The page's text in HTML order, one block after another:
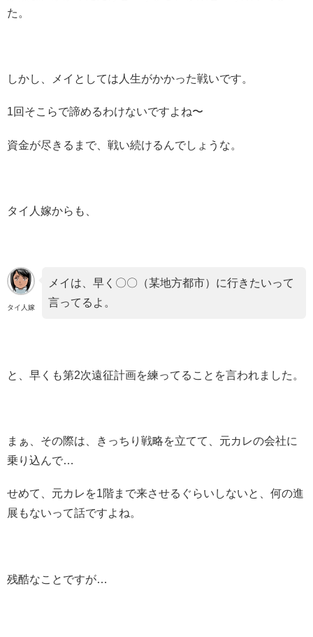
た。
しかし、メイとしては人生がかかった戦いです。
1回そこらで諦めるわけないですよね〜
資金が尽きるまで、戦い続けるんでしょうな。
タイ人嫁からも、
タイ人嫁
メイは、早く〇〇（某地方都市）に行きたいって
言ってるよ。
と、早くも第2次遠征計画を練ってることを言われました。
まぁ、その際は、きっちり戦略を立てて、元カレの会社に
乗り込んで…
せめて、元カレを1階まで来させるぐらいしないと、何の進
展もないって話ですよね。
残酷なことですが…